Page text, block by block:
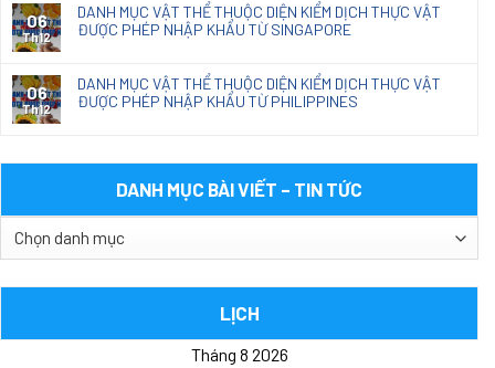
06
Th12
DANH MỤC VẬT THỂ THUỘC DIỆN KIỂM DỊCH THỰC VẬT
ĐƯỢC PHÉP NHẬP KHẨU TỪ SINGAPORE
06
Th12
DANH MỤC VẬT THỂ THUỘC DIỆN KIỂM DỊCH THỰC VẬT
ĐƯỢC PHÉP NHẬP KHẨU TỪ PHILIPPINES
DANH MỤC BÀI VIẾT – TIN TỨC
DANH
LỊCH
Tháng 8 2026